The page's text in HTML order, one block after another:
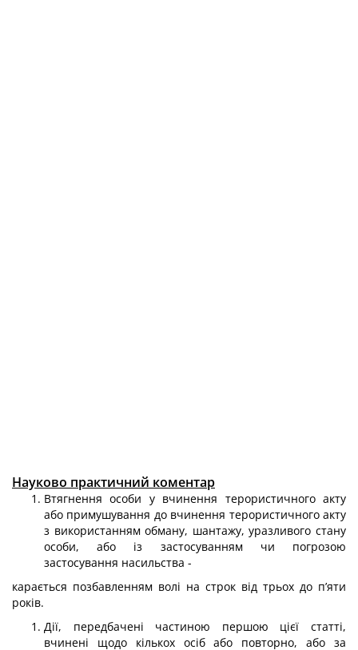
Науково практичний коментар
Втягнення особи у вчинення терористичного акту
або примушування до вчинення терористичного акту
з використанням обману, шантажу, уразливого стану
особи, або із застосуванням чи погрозою
застосування насильства -
карається позбавленням волі на строк від трьох до п’яти
років.
Дії, передбачені частиною першою цієї статті,
вчинені щодо кількох осіб або повторно, або за